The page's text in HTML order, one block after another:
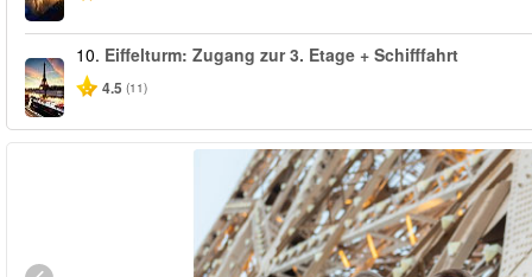
10. Eiffelturm: Zugang zur 3. Etage + Schifffahrt
4.5 (11)